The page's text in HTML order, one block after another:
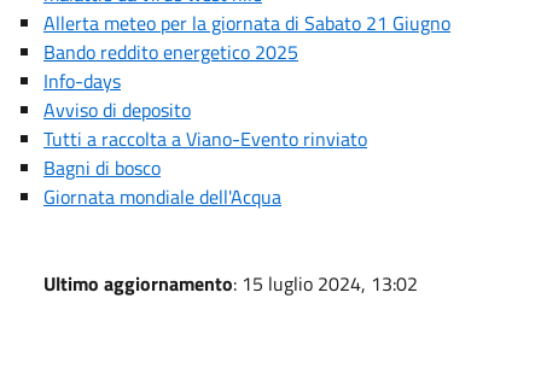
Allerta meteo per la giornata di Sabato 21 Giugno
Bando reddito energetico 2025
Info-days
Avviso di deposito
Tutti a raccolta a Viano-Evento rinviato
Bagni di bosco
Giornata mondiale dell'Acqua
Ultimo aggiornamento: 15 luglio 2024, 13:02